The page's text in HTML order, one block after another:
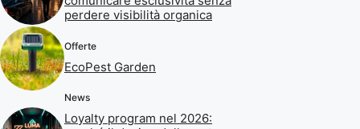
perdere visibilità organica
Offerte
EcoPest Garden
News
Loyalty program nel 2026: